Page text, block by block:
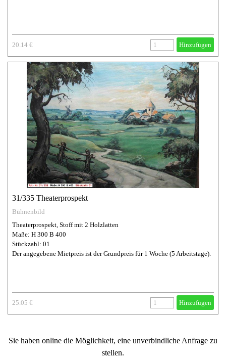
20.14 € Hinzufügen
31/335 Theaterprospekt
Bühnenbild
Theaterprospekt, Stoff mit 2 Holzlatten
Maße: H 300 B 400
Stückzahl: 01
Der angegebene Mietpreis ist der Grundpreis für 1 Woche (5 Arbeitstage).
25.05 € Hinzufügen
Sie haben online die Möglichkeit, eine unverbindliche Anfrage zu
stellen.